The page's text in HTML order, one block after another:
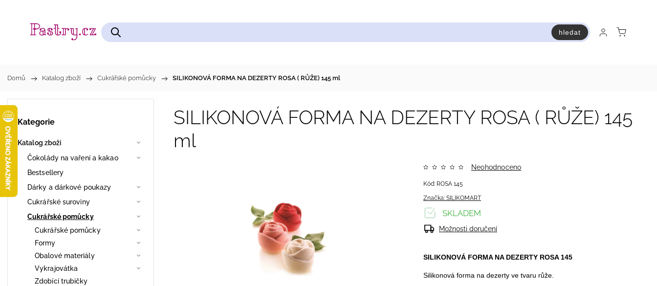
hledat
Domů / Katalog zboží / Cukrářské pomůcky / SILIKONOVÁ FORMA NA DEZERTY ROSA ( RŮŽE) 145 ml
Kategorie
Katalog zboží
Čokolády na vaření a kakao
Bestsellery
Dárky a dárkové poukazy
Cukrářské suroviny
Cukrářské pomůcky
Cukrářské pomůcky
Formy
Obalové materiály
Vykrajovátka
Zdobící trubičky
SILIKONOVÁ FORMA NA DEZERTY ROSA ( RŮŽE) 145
ml
Značka: SILIKOMART
Neohodnoceno
Kód: ROSA 145
SILIKONOVÁ FORMA NA DEZERTY ROSA 145
Silikonová forma na dezerty ve tvaru růže.
SKLADEM
Možnosti doručení